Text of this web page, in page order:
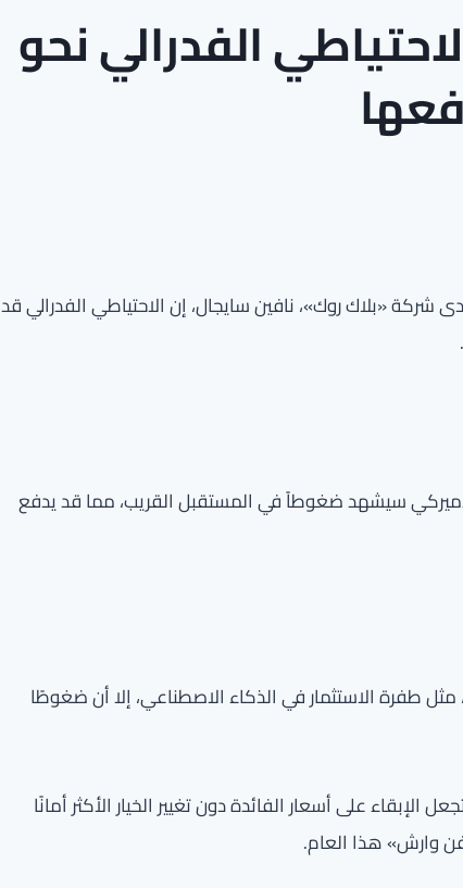
الفدرالي نحو
«بلاك روك»، نافين سايجال، إن الاحتياطي الفدرالي قد
سيشهد ضغوطاً في المستقبل القريب، مما قد يدفع
طفرة الاستثمار في الذكاء الاصطناعي، إلا أن ضغوطًا
على أسعار الفائدة دون تغيير الخيار الأكثر أمانًا
وارش» هذا العام.